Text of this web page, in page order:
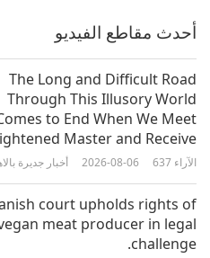
ما وراء الملصق: فك رموز الجمال
النباتي (فيغان)
المطبخ الأولاسي (الفيتنامي) - نودلز
أحدث مقاطع الفيديو
The Long and Difficult Road
Through This Illusory World
to End When We Meet
Master and Receive
Initiation
أخبار جديرة 2026-08-06 637 الآراء
court upholds rights of
meat producer in legal
challenge.